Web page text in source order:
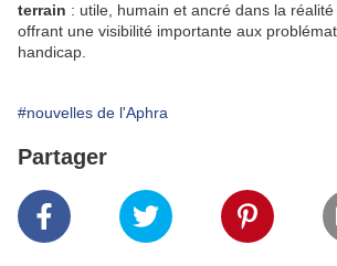
terrain : utile, humain et ancré dans la
offrant une visibilité importante aux
handicap.
#nouvelles de l'Aphra
Partager